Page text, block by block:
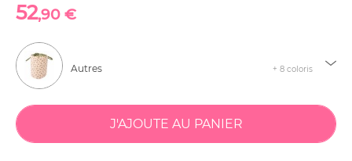
52,90 €
Autres + 8 coloris